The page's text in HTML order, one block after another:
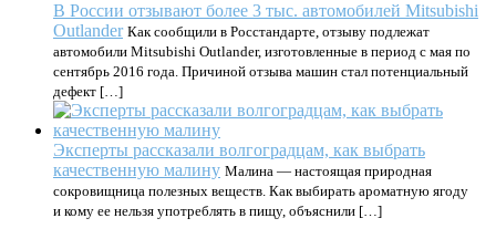
В России отзывают более 3 тыс. автомобилей Mitsubishi
Outlander Как сообщили в Росстандарте, отзыву подлежат
автомобили Mitsubishi Outlander, изготовленные в период с мая по
сентябрь 2016 года. Причиной отзыва машин стал потенциальный
дефект […]
Эксперты рассказали волгоградцам, как выбрать
качественную малину Малина — настоящая природная
сокровищница полезных веществ. Как выбирать ароматную ягоду
и кому ее нельзя употреблять в пищу, объяснили […]